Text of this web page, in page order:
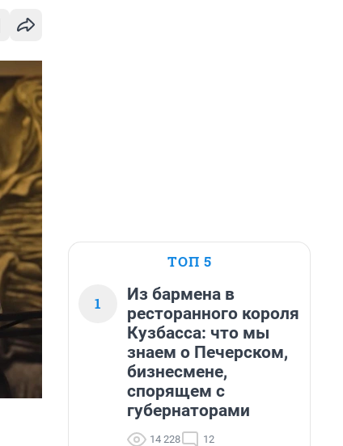
ТОП 5
1
Из бармена в
ресторанного короля
Кузбасса: что мы
знаем о Печерском,
бизнесмене,
спорящем с
губернаторами
14 228 12